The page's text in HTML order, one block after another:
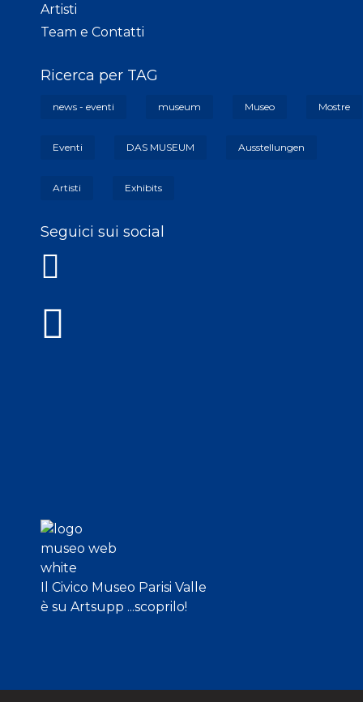
Artisti
Team e Contatti
Ricerca per TAG
news - eventi museum Museo Mostre
Eventi DAS MUSEUM Ausstellungen
Artisti Exhibits
Seguici sui social
Il Civico Museo Parisi Valle
è su Artsupp ...scoprilo!